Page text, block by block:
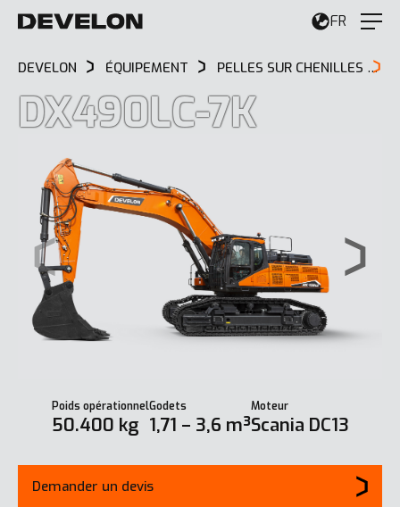
FR
DEVELON ÉQUIPEMENT PELLES SUR CHENILLES
DX490LC-7K
Poids opérationnel
50.400 kg
Godets
1,71 – 3,6 m³
Moteur
Scania DC13
Demander un devis